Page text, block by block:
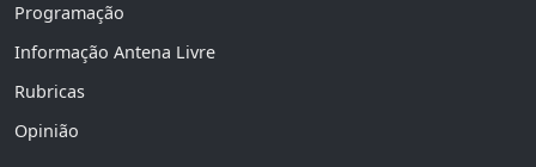
Programação
Informação Antena Livre
Rubricas
Opinião